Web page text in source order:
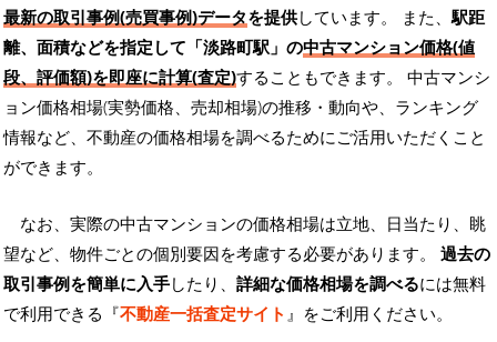
最新の取引事例(売買事例)データを提供しています。 また、駅距
離、面積などを指定して「淡路町駅」の中古マンション価格(値
段、評価額)を即座に計算(査定)することもできます。 中古マンシ
ョン価格相場(実勢価格、売却相場)の推移・動向や、ランキング
情報など、不動産の価格相場を調べるためにご活用いただくこと
ができます。
なお、実際の中古マンションの価格相場は立地、日当たり、眺
望など、物件ごとの個別要因を考慮する必要があります。 過去の
取引事例を簡単に入手したり、 詳細な価格相場を調べるには無料
で利用できる『不動産一括査定サイト 』をご利用ください。